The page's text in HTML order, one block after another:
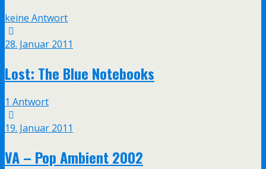
keine Antwort
28. Januar 2011
Lost: The Blue Notebooks
1 Antwort
19. Januar 2011
VA – Pop Ambient 2002